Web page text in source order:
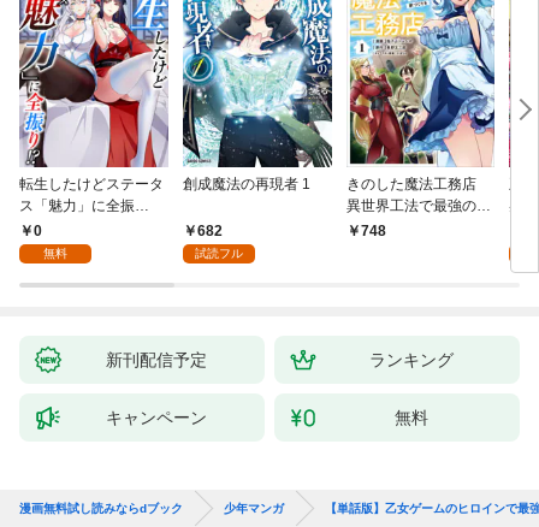
転生したけどステータ
ス「魅力」に全振
り！？(1)
0
無料
創成魔法の再現者 1
682
試読フル
きのした魔法工務店
異世界工法で最強の家
づくりを（コミック）
748
兆
る
新刊配信予定 ランキング
キャンペーン 無料
漫画無料試し読みならdブック 少年マンガ 【単話版】乙女ゲームのヒロインで最